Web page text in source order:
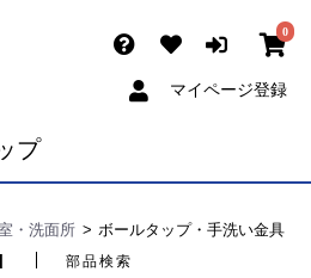
0
マイページ登録
プ
・洗面所 ボールタップ・手洗い金具
部品検索